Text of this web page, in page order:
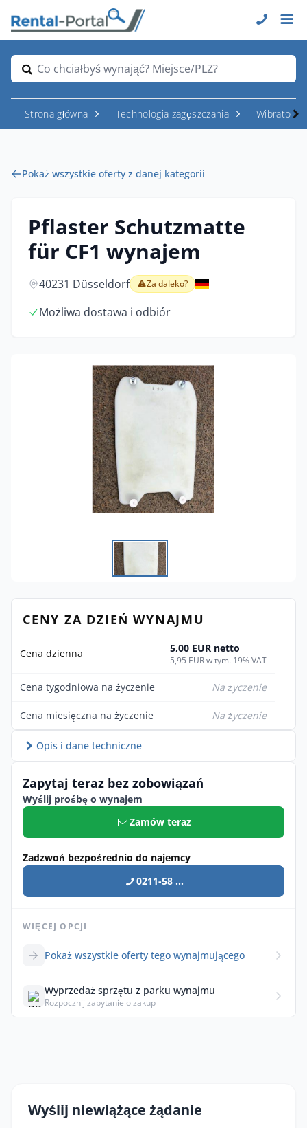
Co chciałbyś wynająć? Miejsce/PLZ?
Strona główna Technologia zagęszczania Wibratory i
Pokaż wszystkie oferty z danej kategorii
Pflaster Schutzmatte
für CF1 wynajem
40231 Düsseldorf Za daleko?
Możliwa dostawa i odbiór
CENY ZA DZIEŃ WYNAJMU
Cena dzienna 5,00 EUR netto
5,95 EUR w tym. 19% VAT
Cena tygodniowa na życzenie Na życzenie
Cena miesięczna na życzenie Na życzenie
Opis i dane techniczne
Zapytaj teraz bez zobowiązań
Wyślij prośbę o wynajem
Zamów teraz
Zadzwoń bezpośrednio do najemcy
0211-58 ...
WIĘCEJ OPCJI
Pokaż wszystkie oferty tego wynajmującego
Wyprzedaż sprzętu z parku wynajmu
Rozpocznij zapytanie o zakup
Wyślij niewiążące żądanie